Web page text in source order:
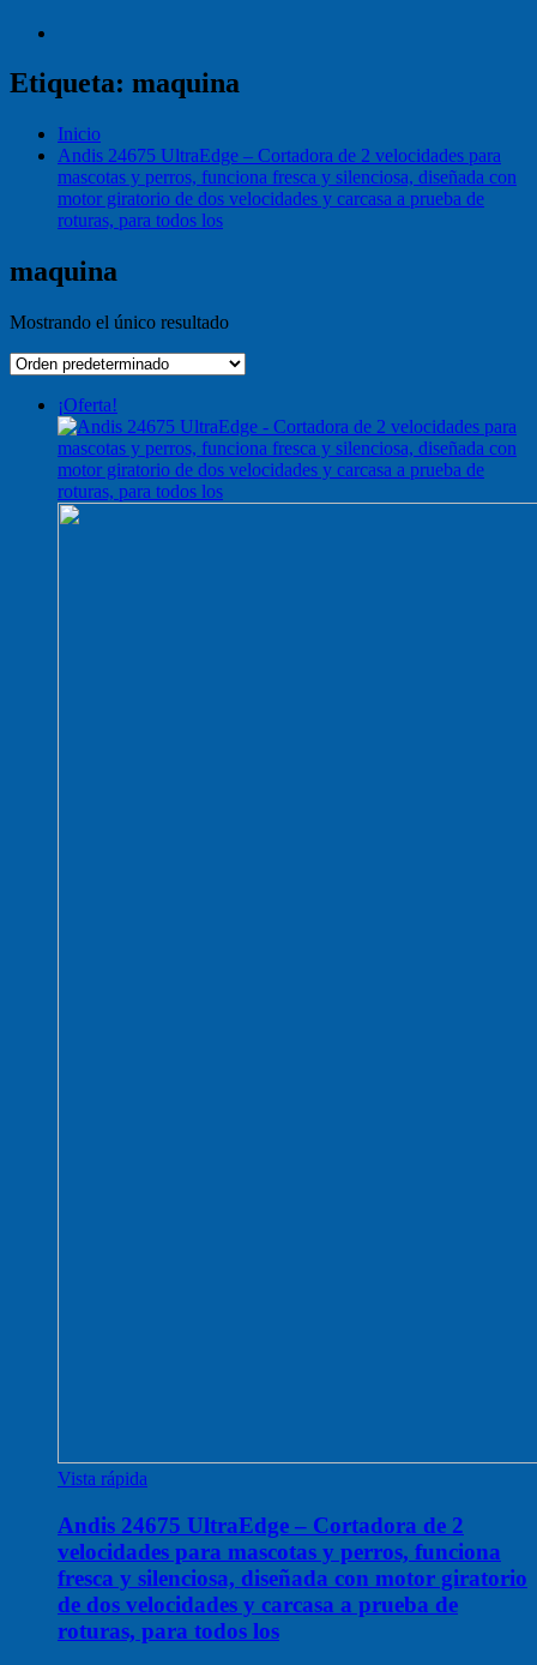
Etiqueta: maquina
Inicio
Andis 24675 UltraEdge – Cortadora de 2 velocidades para
mascotas y perros, funciona fresca y silenciosa, diseñada con
motor giratorio de dos velocidades y carcasa a prueba de
roturas, para todos los
maquina
Mostrando el único resultado
¡Oferta!
Vista rápida
Andis 24675 UltraEdge – Cortadora de 2
velocidades para mascotas y perros, funciona
fresca y silenciosa, diseñada con motor giratorio
de dos velocidades y carcasa a prueba de
roturas, para todos los